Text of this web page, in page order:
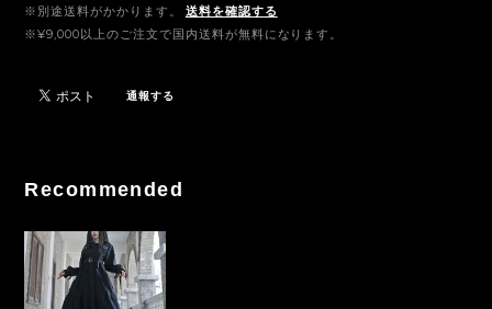
※別途送料がかかります。
送料を確認する
※¥9,000以上のご注文で国内送料が無料になります。
通報する
Recommended